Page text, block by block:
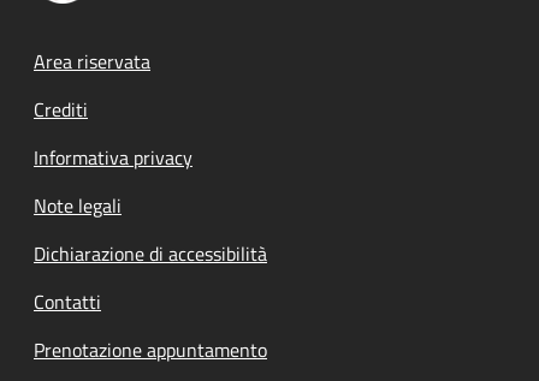
Footer menu
Area riservata
Crediti
Informativa privacy
Note legali
Dichiarazione di accessibilità
Contatti
Prenotazione appuntamento